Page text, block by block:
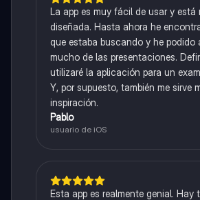
La app es muy fácil de usar y está
diseñada. Hasta ahora he
que estaba buscando y he podido
mucho de las presentaciones.
utilizaré la aplicación para un
Y, por supuesto, también me sirve
inspiración.
Pablo
usuario de iOS
Esta app es realmente genial. Hay